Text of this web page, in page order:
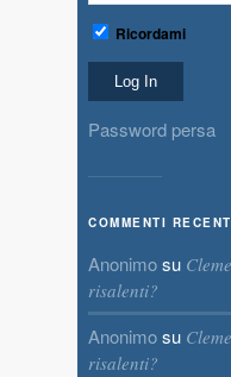
Ricordami
Password persa
COMMENTI
Anonimosu
risalenti?
Anonimosu
risalenti?